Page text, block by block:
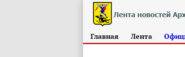
Главная Лента